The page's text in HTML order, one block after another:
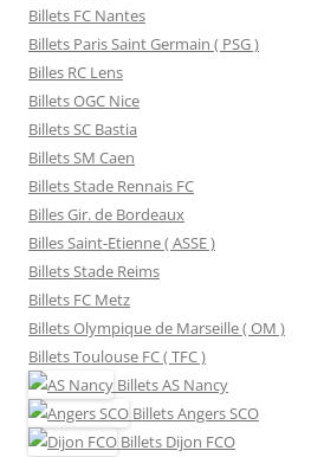
Billets FC Nantes
Billets Paris Saint Germain ( PSG )
Billes RC Lens
Billets OGC Nice
Billets SC Bastia
Billets SM Caen
Billets Stade Rennais FC
Billes Gir. de Bordeaux
Billes Saint-Etienne ( ASSE )
Billets Stade Reims
Billets FC Metz
Billets Olympique de Marseille ( OM )
Billets Toulouse FC ( TFC )
BilletsAS Nancy
BilletsAngers SCO
Billets Dijon FCO